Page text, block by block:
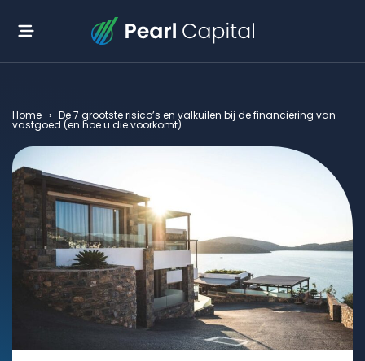
Home › De 7 grootste risico’s en valkuilen bij de financiering van
vastgoed (en hoe u die voorkomt)